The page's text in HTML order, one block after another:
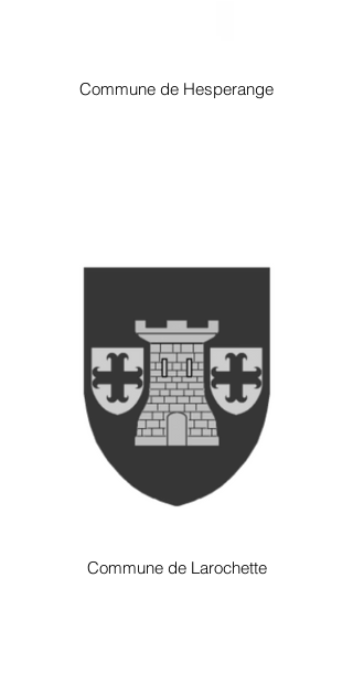
Commune de Hesperange
Commune de Larochette